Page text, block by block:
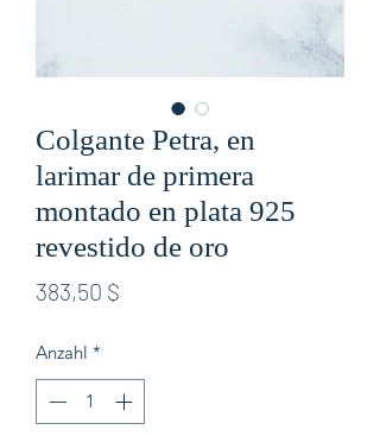
Colgante Petra, en
larimar de primera
montado en plata 925
revestido de oro
383,50 $
Anzahl *